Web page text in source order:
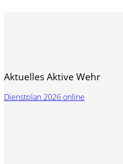
Aktuelles Aktive Wehr
Dienstplan 2026 online